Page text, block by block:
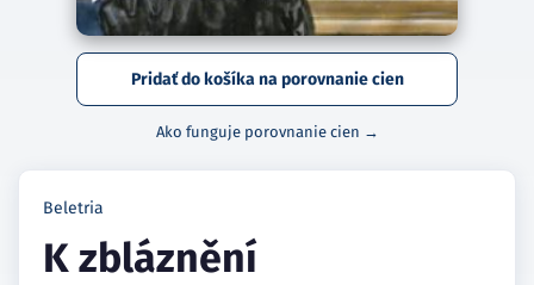
Pridať do košíka na porovnanie cien
Ako funguje porovnanie cien →
Beletria
K zbláznění